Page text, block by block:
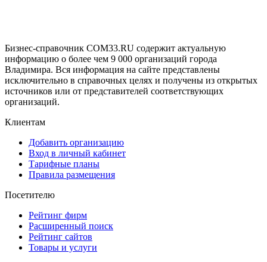
Бизнес-справочник COM33.RU содержит актуальную
информацию о более чем 9 000 организаций города
Владимира. Вся информация на сайте представлены
исключительно в справочных целях и получены из открытых
источников или от представителей соответствующих
организаций.
Клиентам
Добавить организацию
Вход в личный кабинет
Тарифные планы
Правила размещения
Посетителю
Рейтинг фирм
Расширенный поиск
Рейтинг сайтов
Товары и услуги